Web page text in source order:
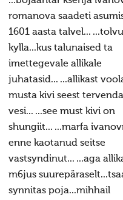
2010
2009
2008
romanova saadeti
1601 aasta talvel...
kylla...kus talunaised ta
imettegevale allikale
juhatasid... ...allikast
musta kivi seest
vesi... ...see must kivi on
shungiit... ...marfa
enne kaotanud seitse
vastsyndinut... ...aga
m6jus
synnitas poja...mihhail